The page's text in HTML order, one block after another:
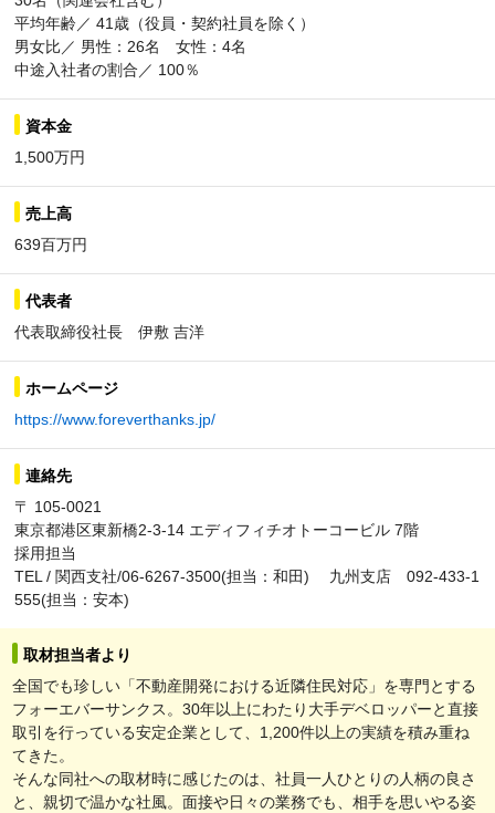
平均年齢／ 41歳（役員・契約社員を除く）
男女比／ 男性：26名 女性：4名
中途入社者の割合／ 100％
資本金
1,500万円
売上高
639百万円
代表者
代表取締役社長 伊敷 吉洋
ホームページ
https://www.foreverthanks.jp/
連絡先
〒 105-0021
東京都港区東新橋2-3-14 エディフィチオトーコービル 7階
採用担当
TEL / 関西支社/06-6267-3500(担当：和田) 九州支店 092-433-1
555(担当：安本)
取材担当者より
全国でも珍しい「不動産開発における近隣住民対応」を専門とする
フォーエバーサンクス。30年以上にわたり大手デベロッパーと直接
取引を行っている安定企業として、1,200件以上の実績を積み重ね
てきた。
そんな同社への取材時に感じたのは、社員一人ひとりの人柄の良さ
と、親切で温かな社風。面接や日々の業務でも、相手を思いやる姿